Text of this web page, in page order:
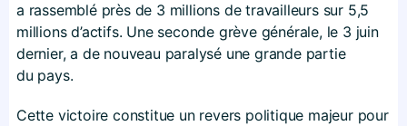
a rassemblé près de 3 millions de travailleurs sur 5,5
millions d’actifs. Une seconde grève générale, le 3 juin
dernier, a de nouveau paralysé une grande partie
du pays.
Cette victoire constitue un revers politique majeur pour